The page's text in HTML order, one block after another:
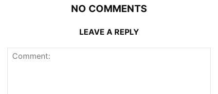
NO COMMENTS
LEAVE A REPLY